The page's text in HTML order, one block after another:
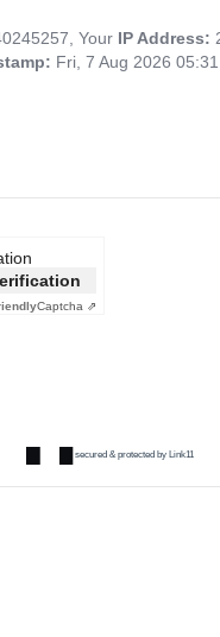
Your IP Address:
Fri, 7 Aug 2026
Captcha ⇗
secured & protected by Link11